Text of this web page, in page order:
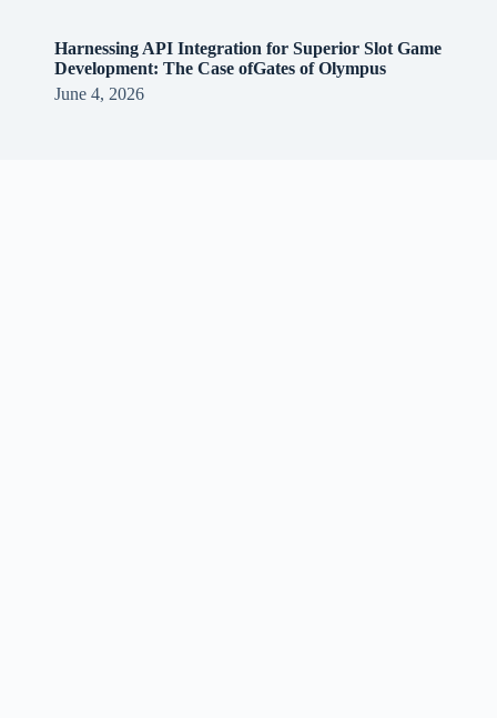
Harnessing API Integration for Superior Slot Game
Development: The Case ofGates of Olympus
June 4, 2026